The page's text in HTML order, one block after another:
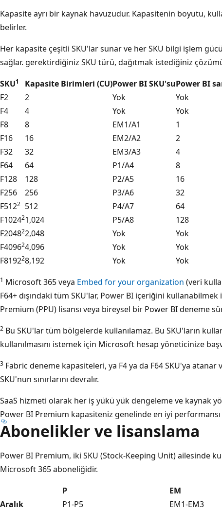
Kapasite ayrı bir kaynak havuzudur. Kapasitenin boyutu,
belirler.
Her kapasite çeşitli SKU'lar sunar ve her SKU bilgi işlem
sağlar. gerektirdiğiniz SKU türü, dağıtmak istediğiniz
SKU1 Kapasite Birimleri (CU)Power BI SKU'suPower BI
F2
2 Yok
Yok
F4
4 Yok
Yok
F8
8 EM1/A1
1
F16
16 EM2/A2
2
F32
32 EM3/A3
4
F64
64 P1/A4
8
F128
128 P2/A5
16
F256
256 P3/A6
32
F5122 512 P4/A7
64
F102421,024 P5/A8
128
F204822,048 Yok
Yok
F409624,096 Yok
Yok
F819228,192 Yok Yok
1 Microsoft 365 veya Embed for your organization (veri
F64+ dışındaki tüm SKU'lar, Power BI içeriğini kullanabilmek
Premium (PPU) lisansı veya bireysel bir Power BI deneme
2 Bu SKU'lar tüm bölgelerde kullanılamaz. Bu SKU'ların
kullanılmasını istemek için Microsoft hesap yöneticinize
3 Fabric deneme kapasiteleri, ya F4 ya da F64 SKU'ya
SKU'nun sınırlarını devralır.
SaaS hizmeti olarak her iş yükü yük dengeleme ve kaynak
Power BI Premium kapasiteniz genelinde en iyi
Abonelikler ve lisanslama
Power BI Premium, iki SKU (Stock-Keeping Unit) ailesinde
Microsoft 365 aboneliğidir.
P
EM
Aralık
P1-P5
EM1-EM3